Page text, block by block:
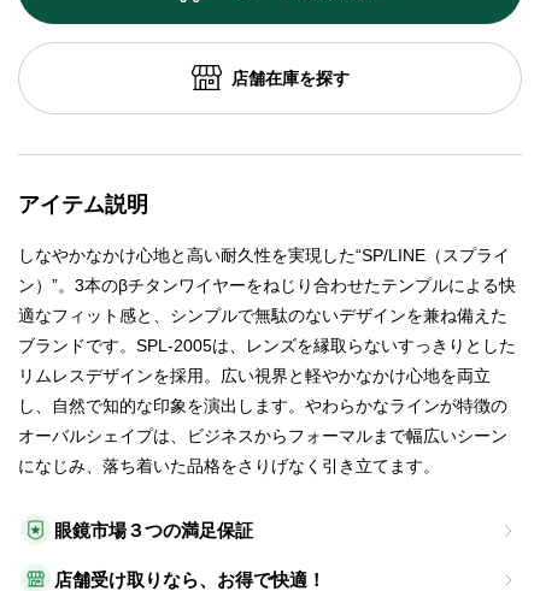
眼鏡市場３つの満足保証
店舗受け取りなら、お得で快適！
店舗在庫を探す
アイテム説明
しなやかなかけ心地と高い耐久性を実現した“SP/LINE（スプライ
ン）”。3本のβチタンワイヤーをねじり合わせたテンプルによる快
適なフィット感と、シンプルで無駄のないデザインを兼ね備えた
ブランドです。SPL-2005は、レンズを縁取らないすっきりとした
リムレスデザインを採用。広い視界と軽やかなかけ心地を両立
し、自然で知的な印象を演出します。やわらかなラインが特徴の
オーバルシェイプは、ビジネスからフォーマルまで幅広いシーン
になじみ、落ち着いた品格をさりげなく引き立てます。